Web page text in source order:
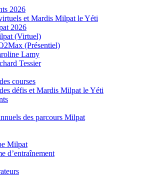
2026
et Mardis Milpat le Yéti
2026
(Virtuel)
(Présentiel)
Lamy
Tessier
courses
défis et Mardis Milpat le Yéti
des parcours Milpat
Milpat
d’entraînement